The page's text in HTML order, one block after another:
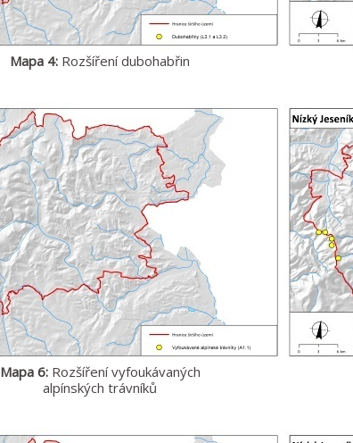
Mapa 4: Rozšíření dubohabřin
Mapa 6:Rozšíření vyfoukávaných
alpínských trávníků